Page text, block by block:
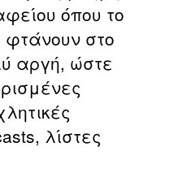
όπου το
φτάνουν στο
αργή, ώστε
λίστες